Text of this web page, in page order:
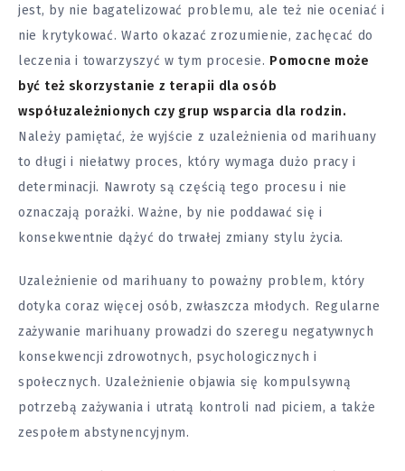
jest, by nie bagatelizować problemu, ale też nie oceniać i
nie krytykować. Warto okazać zrozumienie, zachęcać do
leczenia i towarzyszyć w tym procesie. Pomocne może
być też skorzystanie z terapii dla osób
współuzależnionych czy grup wsparcia dla rodzin.
Należy pamiętać, że wyjście z uzależnienia od marihuany
to długi i niełatwy proces, który wymaga dużo pracy i
determinacji. Nawroty są częścią tego procesu i nie
oznaczają porażki. Ważne, by nie poddawać się i
konsekwentnie dążyć do trwałej zmiany stylu życia.
Uzależnienie od marihuany to poważny problem, który
dotyka coraz więcej osób, zwłaszcza młodych. Regularne
zażywanie marihuany prowadzi do szeregu negatywnych
konsekwencji zdrowotnych, psychologicznych i
społecznych. Uzależnienie objawia się kompulsywną
potrzebą zażywania i utratą kontroli nad piciem, a także
zespołem abstynencyjnym.